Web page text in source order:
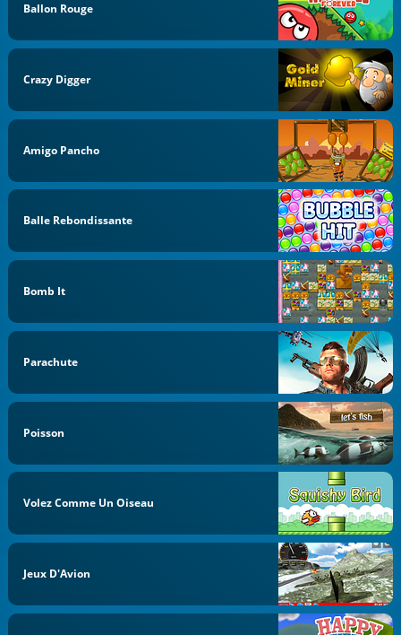
Ballon Rouge
Crazy Digger
Amigo Pancho
Balle Rebondissante
Bomb It
Parachute
Poisson
Volez Comme Un Oiseau
Jeux D'Avion